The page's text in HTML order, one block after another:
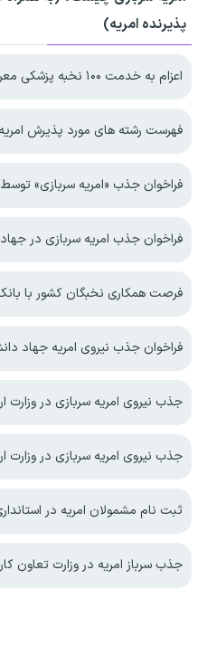
پذیرنده امریه)
اعزام به خدمت ۱۰۰ نخبه پزشکی معرفی‌شده سال ۱۴۰۴
فهرست رشته های مورد پذیرش
فراخوان جذب «امریه سربازی» توسط
فراخوان جذب امریه سربازی در
فرصت همکاری نخبگان کشور با بانک قرض‌الحسنه
فراخوان جذب نیروی امریه جهاد
جذب نیروی امریه سربازی در وزارت
جذب نیروی امریه سربازی در وزارت
ثبت نام مشمولان امریه در استانداری ها و
جذب سرباز امریه در وزارت تعاون